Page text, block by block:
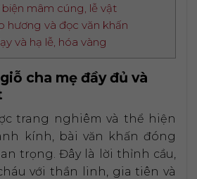
biện mâm cúng, lễ vật
hương và đọc văn khấn
và hạ lễ, hóa vàng
cha mẹ đầy đủ và
trang nghiêm và thể hiện
kính, bài văn khấn đóng
trọng. Đây là lời thỉnh cầu,
với thần linh, gia tiên và